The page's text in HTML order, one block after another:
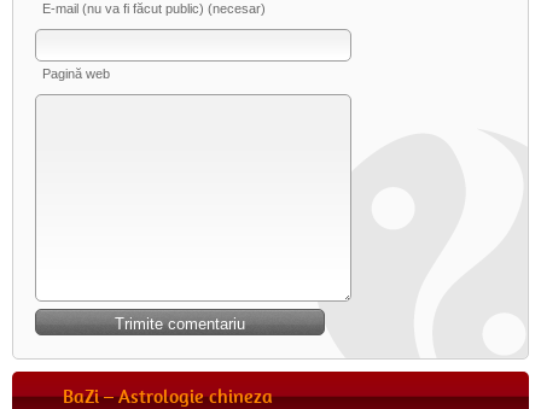
E-mail (nu va fi făcut public) (necesar)
Pagină web
BaZi – Astrologie chineza